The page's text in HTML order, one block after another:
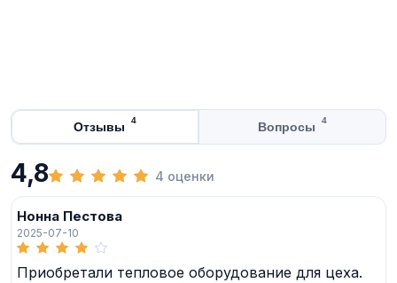
Отзывы 4 Вопросы 4
4,8 4 оценки
Нонна Пестова
2025-07-10
Приобретали тепловое оборудование для цеха.